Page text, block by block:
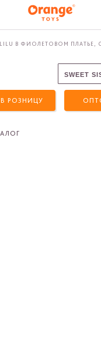
LILU В ФИОЛЕТОВОМ ПЛАТЬЕ,
РОЗНИЦУ